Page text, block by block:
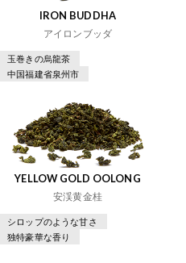
IRON BUDDHA
アイロンブッダ
玉巻きの烏龍茶
中国福建省泉州市
YELLOW GOLD OOLONG
安渓黄金桂
シロップのような甘さ
独特豪華な香り